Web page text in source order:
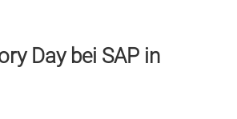
Day bei SAP in